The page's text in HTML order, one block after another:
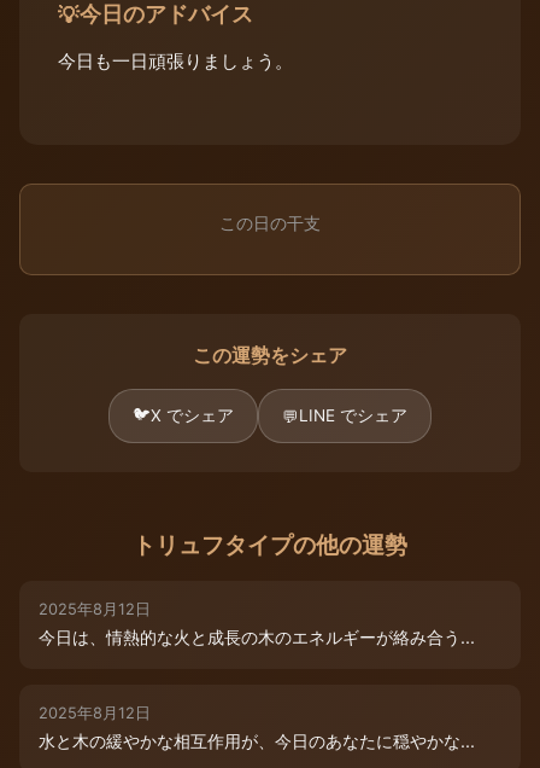
💡今日のアドバイス
今日も一日頑張りましょう。
この日の干支
この運勢をシェア
🐦X でシェア 💬LINE でシェア
トリュフタイプの他の運勢
2025年8月12日
今日は、情熱的な火と成長の木のエネルギーが絡み合う...
2025年8月12日
水と木の緩やかな相互作用が、今日のあなたに穏やかな...